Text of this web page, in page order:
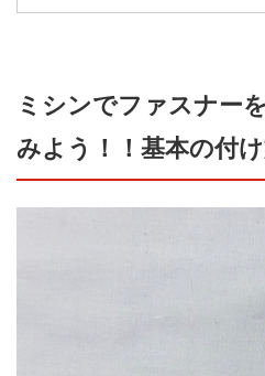
ミシンでファスナー
みよう！！基本の付